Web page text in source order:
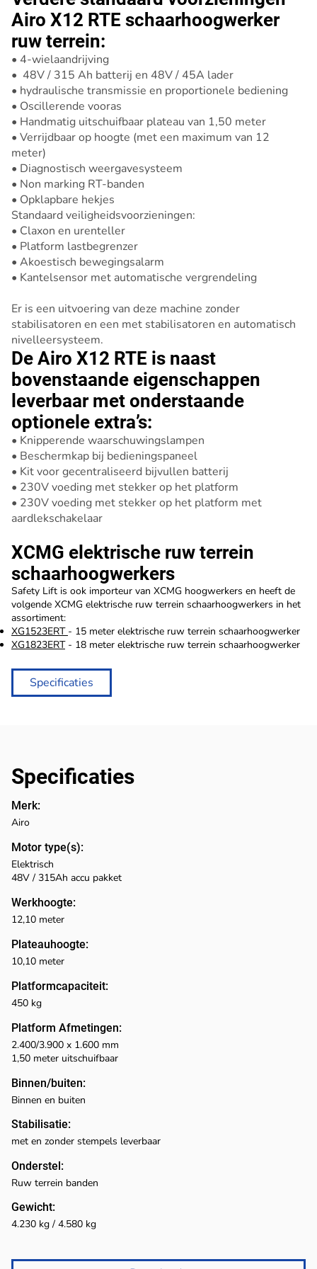
Airo X12 RTE schaarhoogwerker
ruw terrein:
• 4-wielaandrijving
• 48V / 315 Ah batterij en 48V / 45A lader
• hydraulische transmissie en proportionele bediening
• Oscillerende vooras
• Handmatig uitschuifbaar plateau van 1,50 meter
• Verrijdbaar op hoogte (met een maximum van 12
meter)
• Diagnostisch weergavesysteem
• Non marking RT-banden
• Opklapbare hekjes
Standaard veiligheidsvoorzieningen:
• Claxon en urenteller
• Platform lastbegrenzer
• Akoestisch bewegingsalarm
• Kantelsensor met automatische vergrendeling
Er is een uitvoering van deze machine zonder
stabilisatoren en een met stabilisatoren en automatisch
nivelleersysteem.
De Airo X12 RTE is naast
bovenstaande eigenschappen
leverbaar met onderstaande
optionele extra’s:
• Knipperende waarschuwingslampen
• Beschermkap bij bedieningspaneel
• Kit voor gecentraliseerd bijvullen batterij
• 230V voeding met stekker op het platform
• 230V voeding met stekker op het platform met
aardlekschakelaar
XCMG elektrische ruw terrein
schaarhoogwerkers
Safety Lift is ook importeur van XCMG hoogwerkers en heeft de
volgende XCMG elektrische ruw terrein schaarhoogwerkers in het
assortiment:
XG1523ERT - 15 meter elektrische ruw terrein schaarhoogwerker
XG1823ERT- 18 meter elektrische ruw terrein schaarhoogwerker
Specificaties
Specificaties
Merk:
Motor type(s):
Werkhoogte:
Plateauhoogte:
Platformcapaciteit:
Platform Afmetingen:
Binnen/buiten:
Stabilisatie:
Onderstel:
Gewicht:
Airo
Elektrisch
48V / 315Ah accu pakket
12,10 meter
10,10 meter
450 kg
2.400/3.900 x 1.600 mm
1,50 meter uitschuifbaar
Binnen en buiten
met en zonder stempels leverbaar
Ruw terrein banden
4.230 kg / 4.580 kg